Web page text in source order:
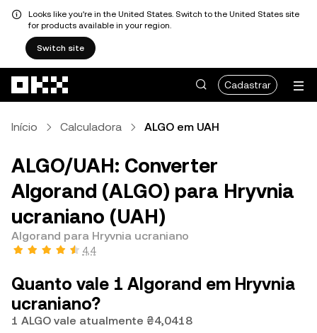
Looks like you're in the United States. Switch to the United States site
for products available in your region.
Switch site
Cadastrar
Início Calculadora ALGO em UAH
ALGO/UAH: Converter
Algorand (ALGO) para Hryvnia
ucraniano (UAH)
Algorand para Hryvnia ucraniano
4,4
Quanto vale 1 Algorand em Hryvnia
ucraniano?
1 ALGO vale atualmente ₴4,0418